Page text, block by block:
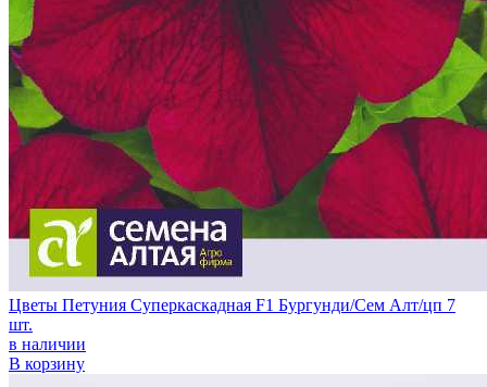
Цветы Петуния Суперкаскадная F1 Бургунди/Сем Алт/цп 7
шт.
в наличии
В корзину